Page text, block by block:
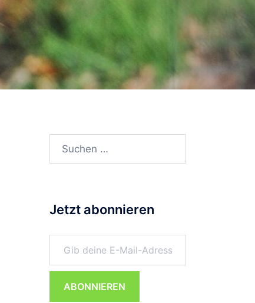
Suchen
Jetzt abonnieren
Gib deine E-Mail-Adresse ein ...
ABONNIEREN